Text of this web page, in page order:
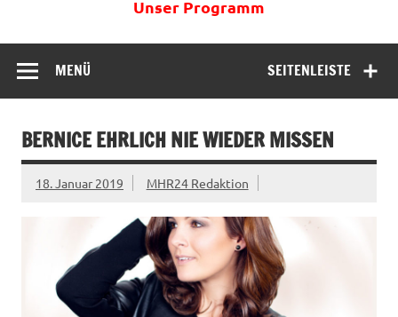
Unser Programm
SEITENLEISTE
MENÜ
BERNICE EHRLICH NIE WIEDER MISSEN
18. Januar 2019 MHR24 Redaktion